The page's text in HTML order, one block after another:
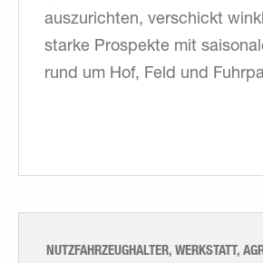
auszurichten, verschickt
starke Prospekte mit
rund um Hof, Feld und
NUTZFAHRZEUGHALTER, WERKSTATT,